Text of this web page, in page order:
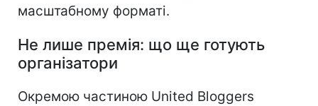
масштабному форматі.
Не лише премія: що ще готують
організатори
Окремою частиною United Bloggers